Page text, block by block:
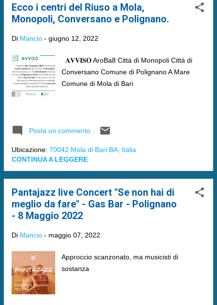
Ecco i centri del Riuso a Mola,
Monopoli, Conversano e Polignano.
Di Mancio - giugno 12, 2022
𝐀𝐕𝐕𝐈𝐒𝐎 AroBa8 Città di Monopoli Città di
Conversano Comune di Polignano A Mare
Comune di Mola di Bari
Posta un commento
Ubicazione: 70042 Mola di Bari BA, Italia
CONTINUA A LEGGERE
Pantajazz live Concert "Se non hai di
meglio da fare" - Gas Bar - Polignano
- 8 Maggio 2022
Di Mancio - maggio 07, 2022
Approccio scanzonato, ma musicisti di
sostanza